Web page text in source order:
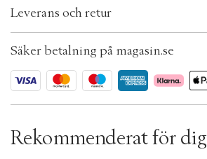
EAN: 3253581782811
ID: AEVR53-0008
Leverans och retur
Säker betalning på magasin.se
Rekommenderat för dig